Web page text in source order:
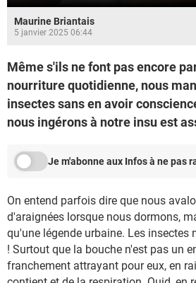
Maurine Briantais
5 janvier 2025 06:44
Même s'ils ne font pas encore
nourriture quotidienne, nous
insectes sans en avoir
nous ingérons à notre insu est
Je m'abonne aux Infos à ne pas
On entend parfois dire que nous
d'araignées lorsque nous dormons,
qu'une légende urbaine. Les insectes
! Surtout que la bouche n'est pas un
franchement attrayant pour eux, en